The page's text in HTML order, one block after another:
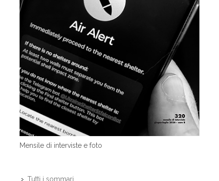
Mensile di interviste e foto
Tutti i sommari